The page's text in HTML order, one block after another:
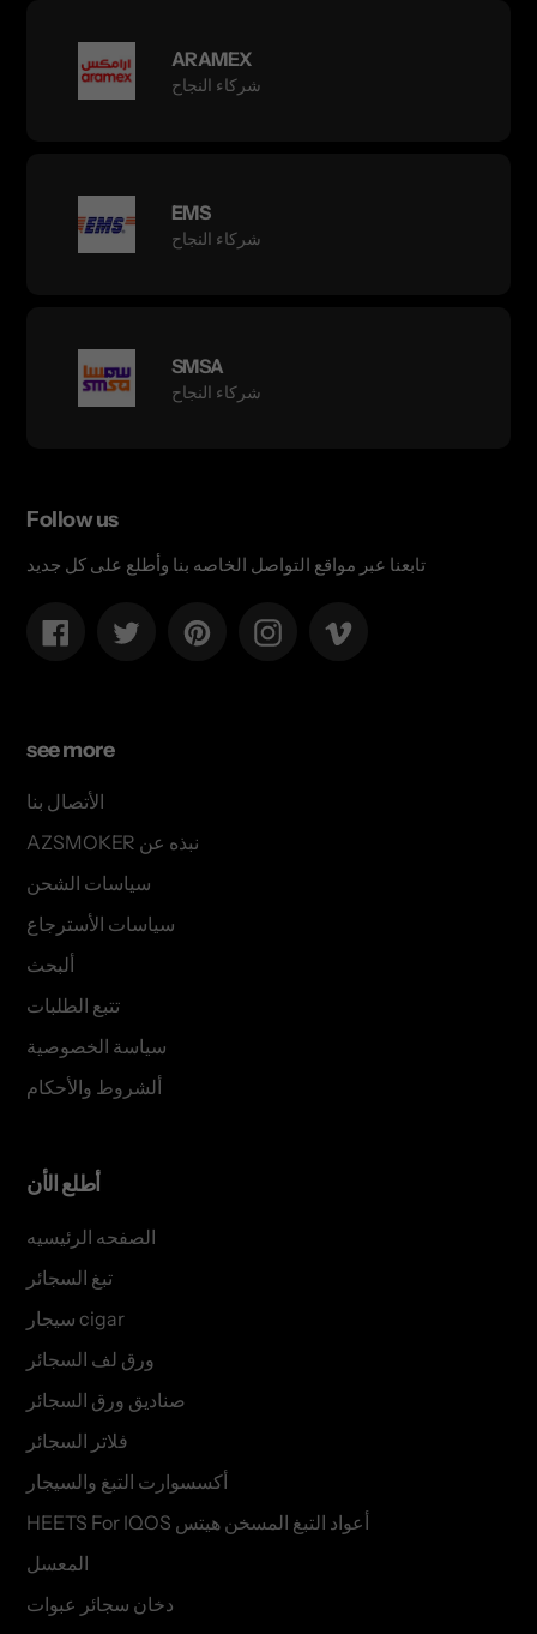
ARAMEX
شركاء النجاح
EMS
شركاء النجاح
SMSA
شركاء النجاح
Follow us
تابعنا عبر مواقع التواصل الخاصه بنا وأطلع على كل جديد
Facebook Twitter PinterestInstagram
see more
الأتصال بنا
AZSMOKER نبذه عن
سياسات الشحن
سياسات الأسترجاع
ألبحث
تتبع الطلبات
سياسة الخصوصية
ألشروط والأحكام
أطلع الأن
الصفحه الرئيسيه
تبغ السجائر
سيجار cigar
ورق لف السجائر
صناديق ورق السجائر
فلاتر السجائر
أكسسوارت التبغ والسيجار
HEETS For IQOS أعواد التبغ المسخن هيتس
المعسل
دخان سجائر عبوات